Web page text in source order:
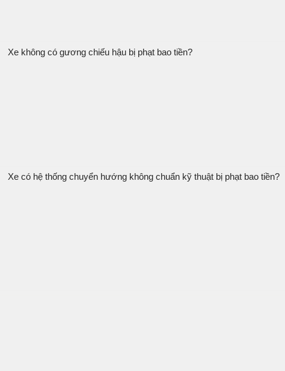
Xe không có gương chiếu hậu bị phạt bao tiền?
Xe có hệ thống chuyển hướng không chuẩn kỹ thuật bị phạt bao tiền?